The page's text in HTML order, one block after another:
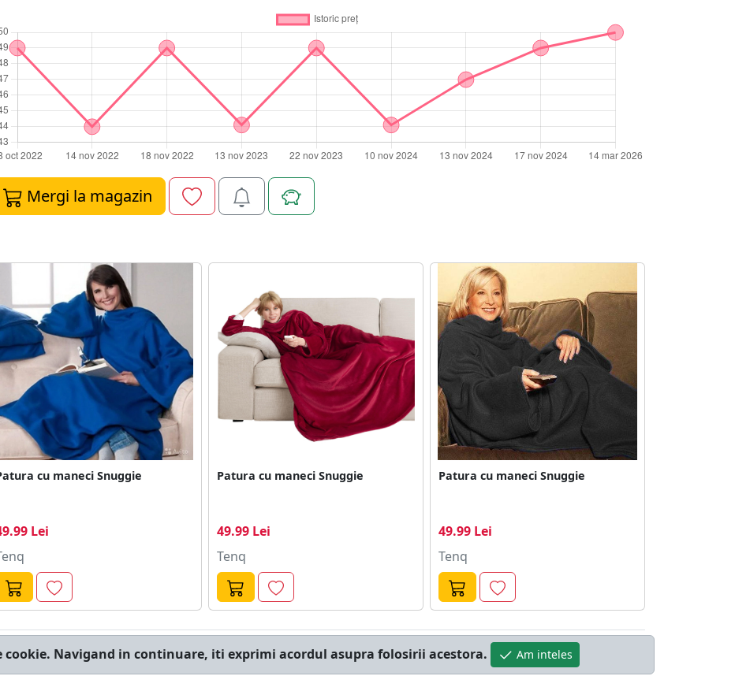
Mergi la magazin
cu maneci Snuggie
Lei
Patura cu maneci Snuggie
49.99 Lei
Tenq
Patura cu maneci Snuggie
49.99 Lei
Tenq
cookie. Navigand in continuare, iti exprimi acordul asupra folosirii acestora. Am inteles